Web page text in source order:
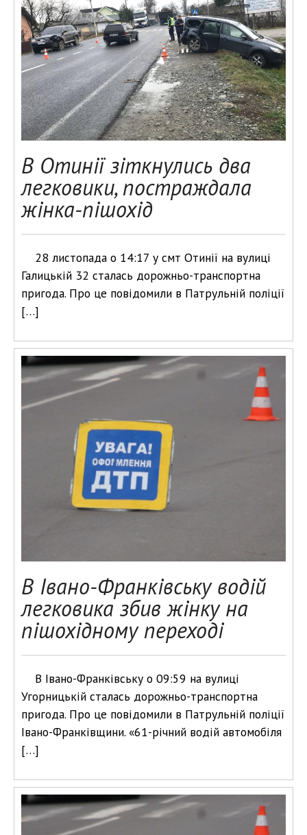
В Отинії зіткнулись два
легковики, постраждала
жінка-пішохід
28 листопада о 14:17 у смт Отинії на вулиці
Галицькій 32 сталась дорожньо-транспортна
пригода. Про це повідомили в Патрульній поліції
[…]
В Івано-Франківську водій
легковика збив жінку на
пішохідному переході
В Івано-Франківську о 09:59 на вулиці
Угорницькій сталась дорожньо-транспортна
пригода. Про це повідомили в Патрульній поліції
Івано-Франківщини. «61-річний водій автомобіля
[…]